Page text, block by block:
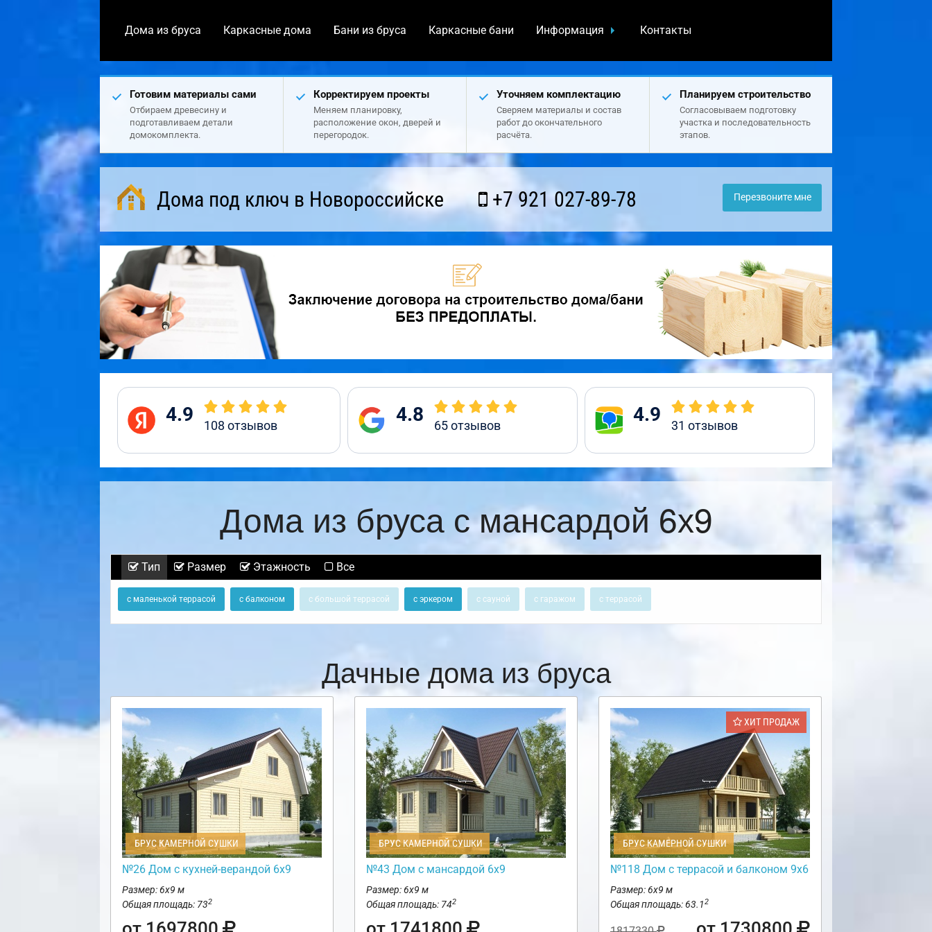
Дома из бруса Каркасные дома Бани из бруса Каркасные бани Информация Контакты
Готовим материалы сами
Отбираем древесину и
подготавливаем детали
домокомплекта.
Корректируем проекты
Меняем планировку,
расположение окон, дверей и
перегородок.
Уточняем комплектацию
Сверяем материалы и состав
работ до окончательного
расчёта.
Планируем строительство
Согласовываем подготовку
участка и последовательность
этапов.
Дома под ключ в Новороссийске +7 921 027-89-78 Перезвоните мне
4.9 108 отзывов 4.8 65отзывов 4.9 31 отзывов
Дома из бруса с мансардой 6х9
Тип Размер Этажность Все
с маленькой террасой с балконом с большой террасой с эркером с сауной с гаражом с террасой
Дачные дома из бруса
БРУС КАМЕРНОЙ СУШКИ
№26 Дом с кухней-верандой 6х9
Размер: 6х9 м
Общая площадь: 732
БРУС КАМЕРНОЙ СУШКИ
№43 Дом с мансардой 6х9
Размер: 6х9 м
Общая площадь: 742
ХИТ ПРОДАЖ
БРУС КАМЕРНОЙ СУШКИ
№118 Дом с террасой и балконом 9х6
Размер: 6х9 м
Общая площадь: 63.12